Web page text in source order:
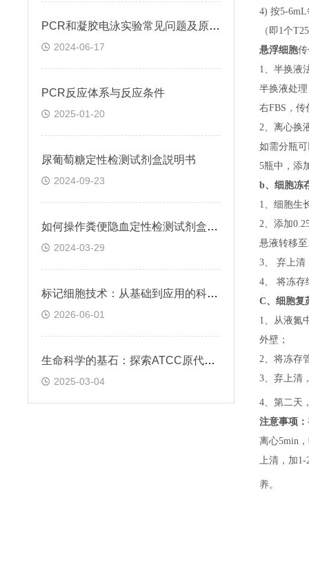
PCR和凝胶电泳实验常见问题及原因分析
2024-06-17
​PCR反应体系与反应条件
2025-01-20
尿葡萄糖定性检测试剂盒説明书
2024-09-23
如何操作粪便隐血定性检测试剂盒(邻联甲苯胺法)
2024-03-29
标记细胞技术：从基础到应用的科学探索
2026-06-01
生命科学的基石：探索ATCC原代细胞的魅力
2025-03-04
4) 按5-
（即1个
悬浮细胞
1、半换液
半换液处
右FBS，
2、离心换
如需分瓶
5瓶中，添
b、 细胞冻
1、细胞生
2、添加
悬液转移
3、 弃上清
4、 将冻存
C、 细胞复
1、 从液氮
外壁；
2、 将冻存
3、 弃上清
4、 第二天
注意事项：
离心5min，
上清，加1-
养。